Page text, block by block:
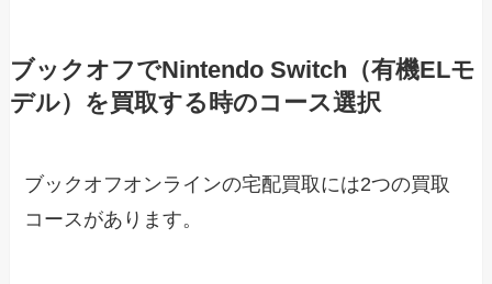
ブックオフでNintendo Switch（有機ELモ
デル）を買取する時のコース選択
ブックオフオンラインの宅配買取には2つの買取
コースがあります。